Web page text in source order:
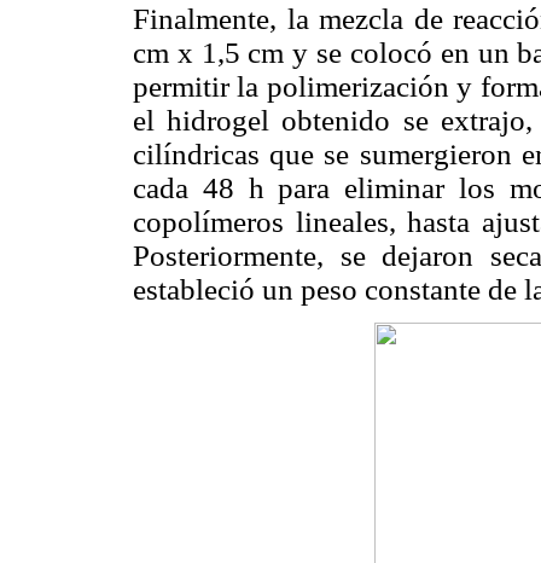
Finalmente, la mezcla de
cm x 1,5 cm y se colocó en un
permitir la polimerización y
el hidrogel obtenido se
cilíndricas que se sumergieron
cada 48 h para eliminar los
copolímeros lineales, hasta
Posteriormente, se dejaron
estableció un peso constante de